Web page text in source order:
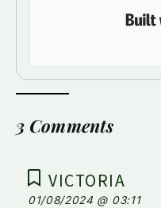
3 Comments
VICTORIA
01/08/2024 @ 03:11